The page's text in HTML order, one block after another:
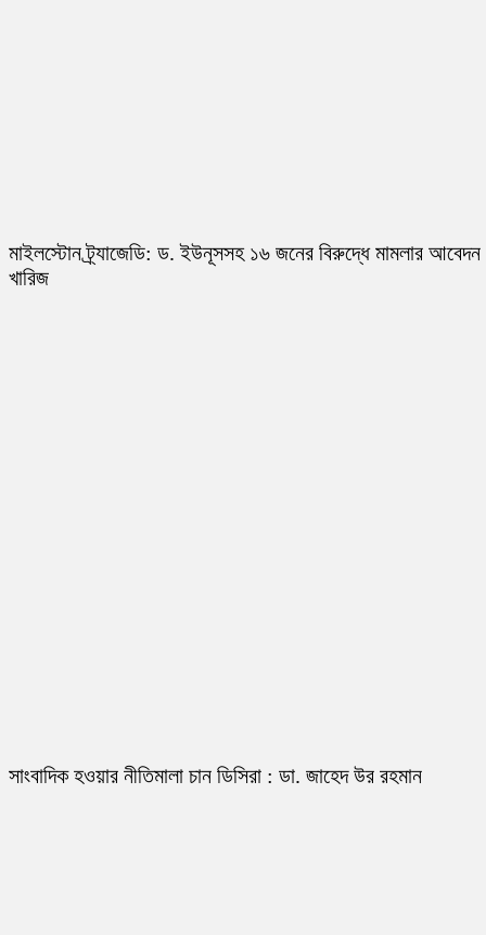
মাইলস্টোন ট্র্যাজেডি: ড. ইউনূসসহ ১৬ জনের বিরুদ্ধে মামলার আবেদন
খারিজ
সাংবাদিক হওয়ার নীতিমালা চান ডিসিরা : ডা. জাহেদ উর রহমান